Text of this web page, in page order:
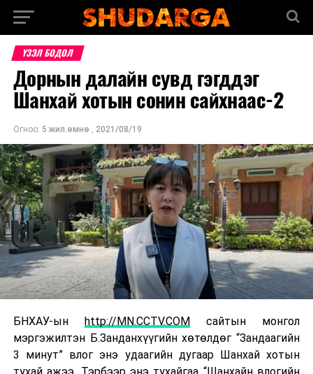
ҮЗЭЛ БОДОЛ
Дорнын далайн сувд гэгддэг
Шанхай хотын сонин сайхнаас-2
Огноо: 5 жил.өмнө , 2021/08/19
БНХАУ-ын http://MN.CCTV.COMсайтын монгол
мэргэжилтэн Б.Занданхүүгийн хөтөлдөг “Зандаагийн
3 минут” влог энэ удаагийн дугаар Шанхай хотын